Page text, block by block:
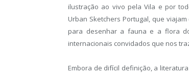
ilustração ao vivo pela Vila e por
Urban Sketchers Portugal, que
para desenhar a fauna e a flora
internacionais convidados que nos
Embora de difícil definição, a